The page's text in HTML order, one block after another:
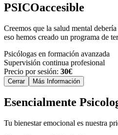
PSICOaccesible
Creemos que la salud mental debería
eso hemos creado un programa de
Psicólogas en formación avanzada
Supervisión continua profesional
Precio por sesión: 30€
Cerrar Más Información
Esencialmente
Tu bienestar emocional es nuestra